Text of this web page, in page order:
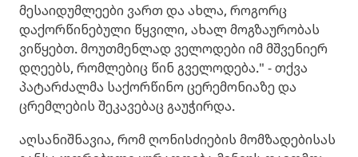
მესაიდუმლეები ვართ და ახლა, როგორც
დაქორწინებული წყვილი, ახალ მოგზაურობას
ვიწყებთ. მოუთმენლად ველოდები იმ მშვენიერ
დღეებს, რომლებიც წინ გველოდება." - თქვა
პატარძალმა საქორწინო ცერემონიაზე და
ცრემლების შეკავებაც გაუჭირდა.
აღსანიშნავია, რომ ღონისძიების მომზადებისას